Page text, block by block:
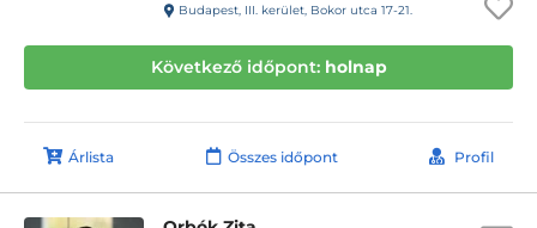
Budapest, III. kerület, Bokor utca 17-21.
Következő időpont: holnap
Árlista Összes időpont Profil